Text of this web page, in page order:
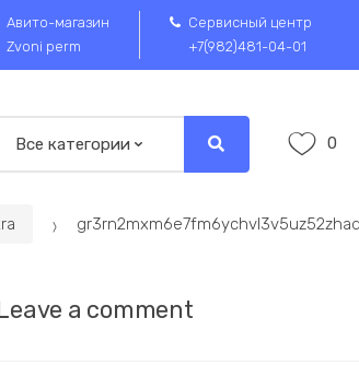
Авито-магазин
Zvoni perm
Сервисный центр
+7(982)481-04-01
0
a comment